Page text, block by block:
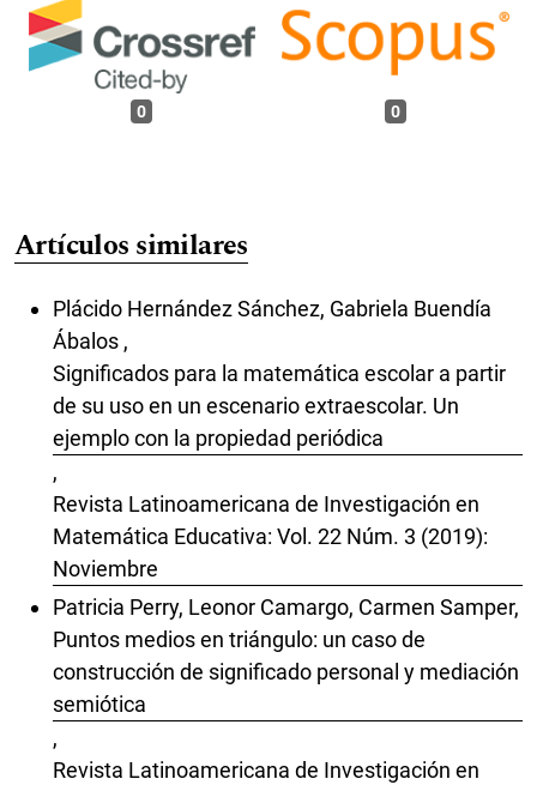
0 0
Artículos similares
Plácido Hernández Sánchez, Gabriela Buendía
Ábalos ,
Significados para la matemática escolar a partir
de su uso en un escenario extraescolar. Un
ejemplo con la propiedad periódica
,
Revista Latinoamericana de Investigación en
Matemática Educativa: Vol. 22 Núm. 3 (2019):
Noviembre
Patricia Perry, Leonor Camargo, Carmen Samper,
Puntos medios en triángulo: un caso de
construcción de significado personal y mediación
semiótica
,
Revista Latinoamericana de Investigación en